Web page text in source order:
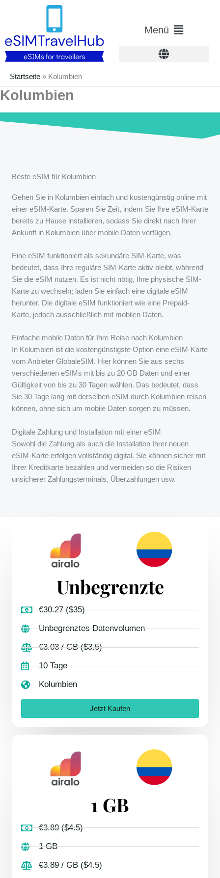
Hauptmenü
Menü
Startseite » Kolumbien
Kolumbien
Beste eSIM für Kolumbien
Gehen Sie in Kolumbien einfach und kostengünstig online mit
einer eSIM-Karte. Sparen Sie Zeit, indem Sie Ihre eSIM-Karte
bereits zu Hause installieren, sodass Sie direkt nach Ihrer
Ankunft in Kolumbien über mobile Daten verfügen.
Eine eSIM funktioniert als sekundäre SIM-Karte, was
bedeutet, dass Ihre reguläre SIM-Karte aktiv bleibt, während
Sie die eSIM nutzen. Es ist nicht nötig, Ihre physische SIM-
Karte zu wechseln; laden Sie einfach eine digitale eSIM
herunter. Die digitale eSIM funktioniert wie eine Prepaid-
Karte, jedoch ausschließlich mit mobilen Daten.
Einfache mobile Daten für Ihre Reise nach Kolumbien
In Kolumbien ist die kostengünstigste Option eine eSIM-Karte
vom Anbieter GlobaleSIM. Hier können Sie aus sechs
verschiedenen eSIMs mit bis zu 20 GB Daten und einer
Gültigkeit von bis zu 30 Tagen wählen. Das bedeutet, dass
Sie 30 Tage lang mit derselben eSIM durch Kolumbien reisen
können, ohne sich um mobile Daten sorgen zu müssen.
Digitale Zahlung und Installation mit einer eSIM
Sowohl die Zahlung als auch die Installation Ihrer neuen
eSIM-Karte erfolgen vollständig digital. Sie können sicher mit
Ihrer Kreditkarte bezahlen und vermeiden so die Risiken
unsicherer Zahlungsterminals, Überzahlungen usw.
Unbegrenzte
€30.27 ($35)
Unbegrenztes Datenvolumen
€3.03 / GB ($3.5)
10 Tage
Kolumbien
Jetzt Kaufen
1 GB
€3.89 ($4.5)
1 GB
€3.89 / GB ($4.5)